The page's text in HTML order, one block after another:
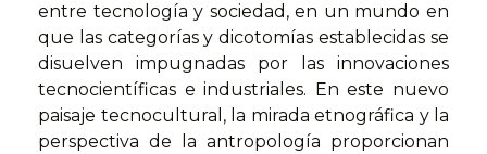
entre tecnología y sociedad, en un mundo en
que las categorías y dicotomías establecidas se
disuelven impugnadas por las innovaciones
tecnocientíficas e industriales. En este nuevo
paisaje tecnocultural, la mirada etnográfica y la
perspectiva de la antropología proporcionan